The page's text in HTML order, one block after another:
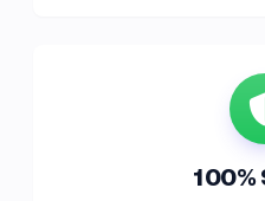
100%